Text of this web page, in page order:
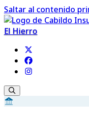
Saltar al contenido
El Hierro